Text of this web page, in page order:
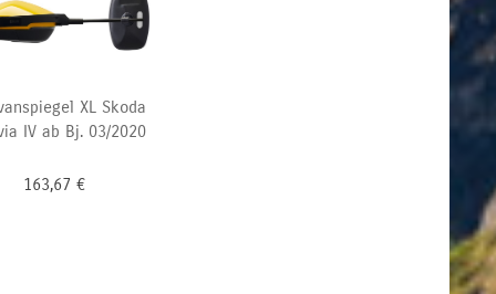
XL Skoda
IV ab Bj. 03/2020
163,67 €